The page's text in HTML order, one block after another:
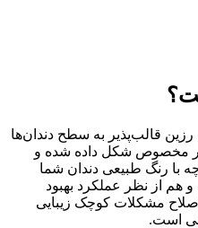
به سطح دندان‌ها
شکل داده شده و
طبیعی دندان شما
نظر عملکرد بهبود
کوچک زیبایی